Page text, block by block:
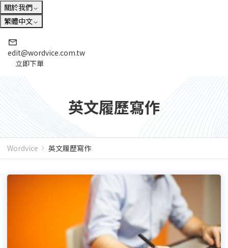
關於我們
繁體中文
edit@wordvice.com.tw
立即下單
英文履歷寫作
Wordvice 英文履歷寫作